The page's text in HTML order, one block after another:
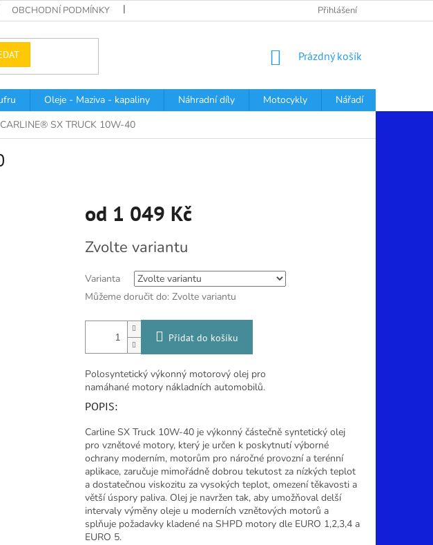
OBCHODNÍ PODMÍNKY Přihlášení
NÁKUPNÍ
Prázdný košík
Oleje - Maziva - kapaliny Náhradní díly Motocykly Nářadí
CARLINE® SX TRUCK 10W-40
od 1 049 Kč
cena:
Zvolte variantu
Varianta
Můžeme doručit do: Zvolte variantu
Přidat do košíku
Polosyntetický výkonný motorový olej pro
namáhané motory nákladních automobilů.
POPIS:
Carline SX Truck 10W-40 je výkonný částečně syntetický olej
pro vznětové motory, který je určen k poskytnutí výborné
ochrany moderním, motorům pro náročné provozní a terénní
aplikace, zaručuje mimořádně dobrou tekutost za nízkých teplot
a dostatečnou viskozitu za vysokých teplot, omezení těkavosti a
větší úspory paliva. Olej je navržen tak, aby umožňoval delší
intervaly výměny oleje u moderních vznětových motorů a
splňuje požadavky kladené na SHPD motory dle EURO 1,2,3,4 a
EURO 5.